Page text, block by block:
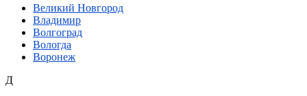
Великий Новгород
Владимир
Волгоград
Вологда
Воронеж
Д